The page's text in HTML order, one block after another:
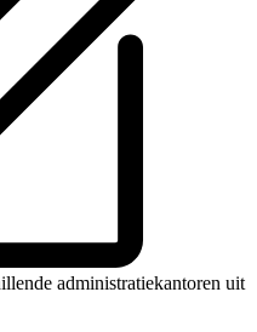
administratiekantoren uit